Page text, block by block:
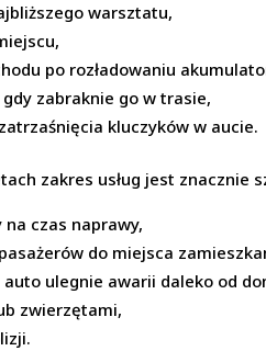
warsztatu,
po rozładowaniu
zabraknie go w trasie,
kluczyków w aucie.
zakres usług jest znacznie
czas naprawy,
do miejsca
ulegnie awarii daleko od
zwierzętami,